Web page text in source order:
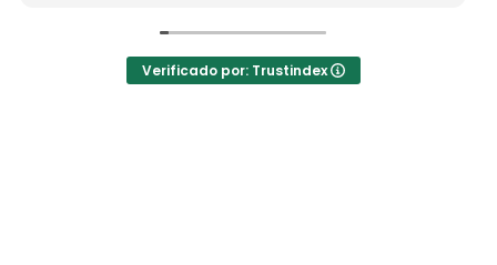
a la agencia,..súper agradecida a Mila
Verificado por: Trustindex